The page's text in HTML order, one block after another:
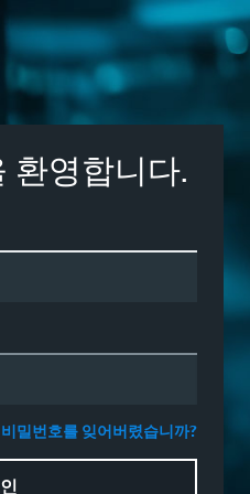
환영합니다.
비밀번호를 잊어버렸습니까?